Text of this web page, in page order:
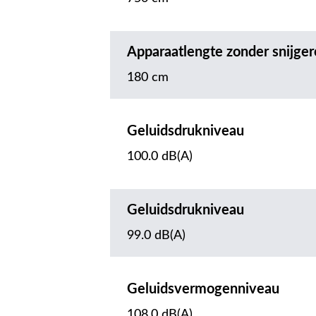
Apparaatlengte zonder
180 cm
Geluidsdrukniveau
100.0 dB(A)
Geluidsdrukniveau
99.0 dB(A)
Geluidsvermogenniveau